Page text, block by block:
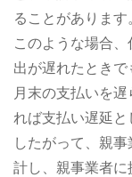
ることがあります
このような場合
出が遅れたとき
月末の支払いを
れば支払い遅延と
したがって、親
計し、親事業者